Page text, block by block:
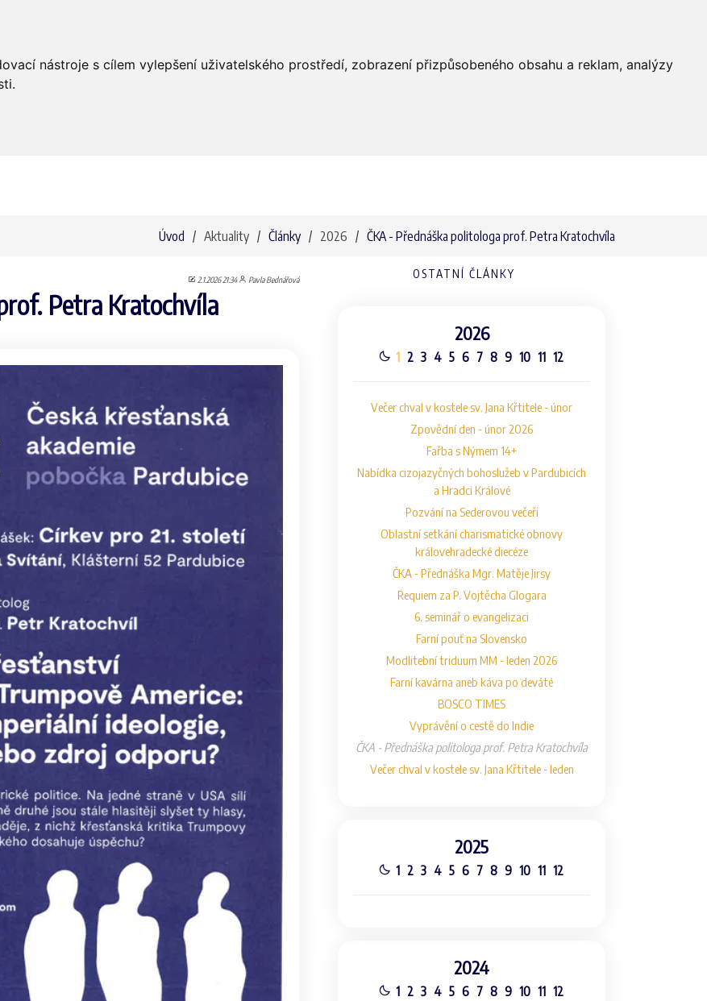
nástroje s cílem vylepšení uživatelského prostředí, zobrazení přizpůsobeného obsahu a reklam, analýzy
Úvod Aktuality Články 2026 ČKA - Přednáška politologa prof. Petra Kratochvíla
2.1.2026 21:34 Pavla Bednářová
Petra Kratochvíla
OSTATNÍ ČLÁNKY
2026
1 2 3 4 5 6 7 8 9 10 11 12
Večer chval v kostele sv. Jana Křtitele - únor
Zpovědní den - únor 2026
Fařba s Nýmem 14+
Nabídka cizojazyčných bohoslužeb v Pardubicích
a Hradci Králové
Pozvání na Sederovou večeři
Oblastní setkání charismatické obnovy
královehradecké diecéze
ČKA - Přednáška Mgr. Matěje Jirsy
Requiem za P. Vojtěcha Glogara
6. seminář o evangelizaci
Farní pouť na Slovensko
Modlitební triduum MM - leden 2026
Farní kavárna aneb káva po deváté
BOSCO TIMES
Vyprávění o cestě do Indie
ČKA - Přednáška politologa prof. Petra Kratochvíla
Večer chval v kostele sv. Jana Křtitele - leden
2025
1 2 3 4 5 6 7 8 9 10 11 12
2024
1 2 3 4 5 6 7 8 9 10 11 12